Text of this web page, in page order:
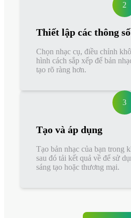
2
Thiết lập các thông số
Chọn nhạc cụ, điều chỉnh
hình cách sắp xếp để bản
tạo rõ ràng hơn.
3
Tạo và áp dụng
Tạo bản nhạc của bạn trong
sau đó tải kết quả về để sử
sáng tạo hoặc thương mại.